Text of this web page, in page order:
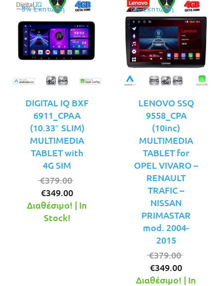
8% Έκπτωση
DIGITAL IQ BXF
6911_CPAA
(10.33″ SLIM)
MULTIMEDIA
TABLET with
4G SIM
€379.00
was:
€349.00
τρέχουσα
Διαθέσιμο! | In
Stock!
8% Έκπτωση
LENOVO SSQ
9558_CPA
(10inc)
MULTIMEDIA
TABLET for
OPEL VIVARO –
RENAULT
TRAFIC –
NISSAN
PRIMASTAR
mod. 2004-
2015
€379.00
was:
€349.00
τρέχουσα
Διαθέσιμο! | In